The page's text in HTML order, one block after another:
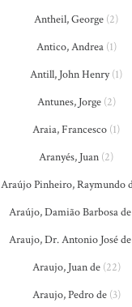
Antheil, George (2)
Antico, Andrea(1)
Antill, John Henry(1)
Antunes, Jorge(2)
Araia, Francesco (1)
Aranyés, Juan (2)
Araújo Pinheiro, Raymundo
Araújo, Damião Barbosa de
Araujo, Dr. Antonio José de
Araujo, Juan de(22)
Araujo, Pedro de(3)